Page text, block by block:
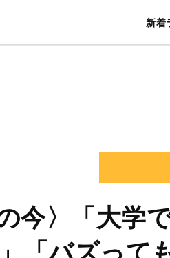
新着
暮
今〉「大学
「バズって